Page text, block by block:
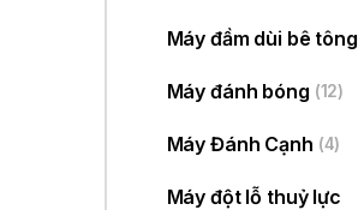
Máy đầm dùi bê tông
Máy đánh bóng (12)
Máy Đánh Cạnh (4)
Máy đột lỗ thuỷ lực